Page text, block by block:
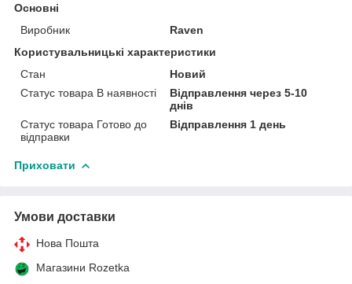
Основні
Виробник
Raven
Користувальницькі характеристики
Стан
Новий
Статус товара В наявності
Відправлення через 5-10
днів
Статус товара Готово до
відправки
Відправлення 1 день
Приховати
Умови доставки
Нова Пошта
Магазини Rozetka